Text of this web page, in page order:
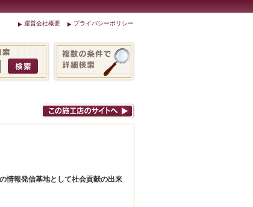
運営会社概要 プライバシーポリシー
情報発信基地として社会貢献の出来